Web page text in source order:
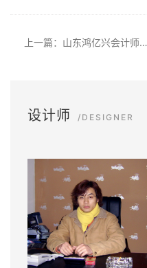
上一篇：山东鸿亿兴会计师事务所装修设计
设计师 /DESIGNER